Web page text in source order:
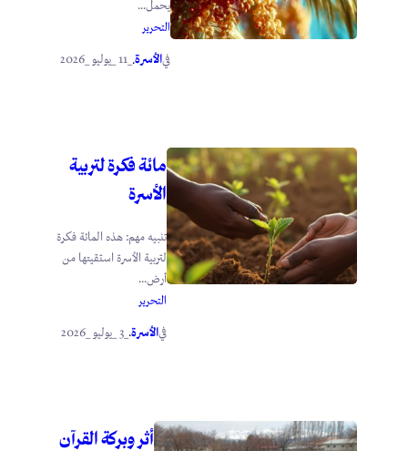
يحمل...
التحرير
فيالأسرة. _11 _يوليو _2026
مائة فكرة لتربية
الأسرة
تنبيه مهم: هذه المائة فكرة
لتربية الأسرة استقيتها من
أرض...
التحرير
فيالأسرة.
أثر وبركة القرآن